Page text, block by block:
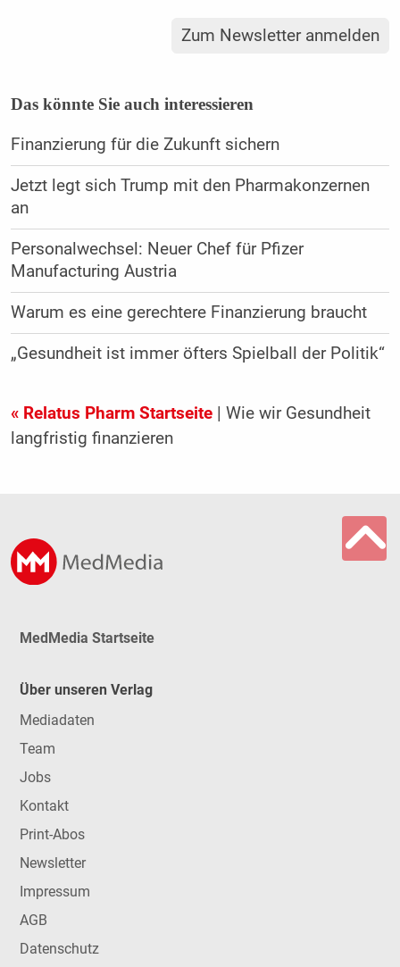
Zum Newsletter anmelden
Das könnte Sie auch interessieren
Finanzierung für die Zukunft sichern
Jetzt legt sich Trump mit den Pharmakonzernen
an
Personalwechsel: Neuer Chef für Pfizer
Manufacturing Austria
Warum es eine gerechtere Finanzierung braucht
„Gesundheit ist immer öfters Spielball der Politik“
« Relatus Pharm Startseite| Wie wir Gesundheit
langfristig finanzieren
MedMedia Startseite
Über unseren Verlag
Mediadaten
Team
Jobs
Kontakt
Print-Abos
Newsletter
Impressum
AGB
Datenschutz